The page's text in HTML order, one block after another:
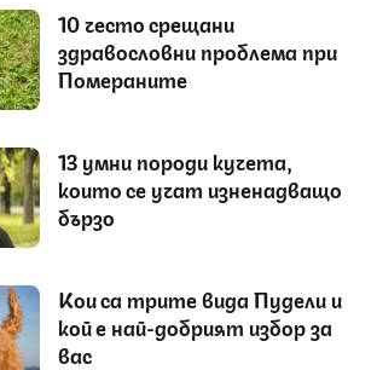
10 често срещани
здравословни проблема при
Помераните
13 умни породи кучета,
които се учат изненадващо
бързо
Кои са трите вида Пудели и
кой е най-добрият избор за
вас